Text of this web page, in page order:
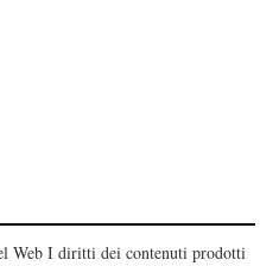
Web I diritti dei contenuti prodotti